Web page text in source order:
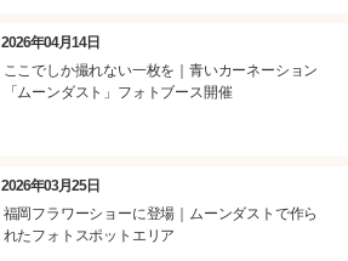
2026年04月14日
ここでしか撮れない一枚を｜青いカーネーション
「ムーンダスト」フォトブース開催
2026年03月25日
福岡フラワーショーに登場｜ムーンダストで作ら
れたフォトスポットエリア